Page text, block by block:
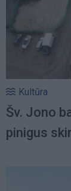
Kultūra
Šv. Jono
pinigus